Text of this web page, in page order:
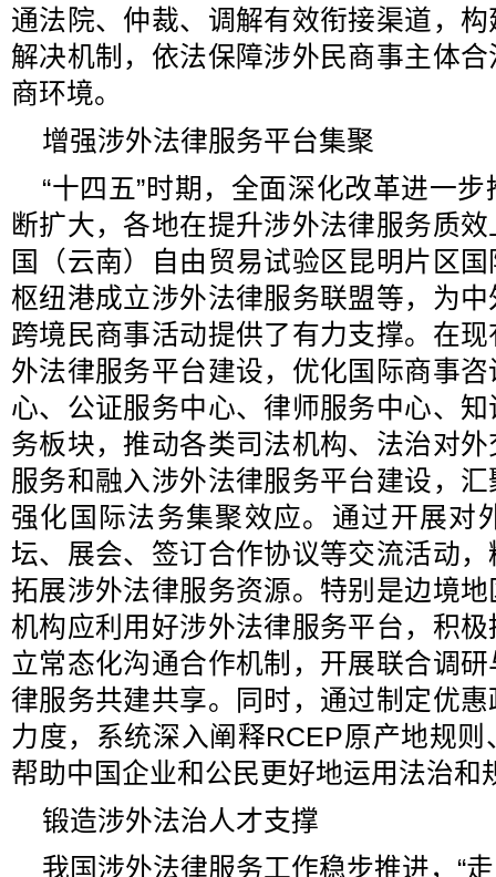
通法院、仲裁、调解有效衔接渠道，
解决机制，依法保障涉外民商事主体
商环境。
增强涉外法律服务平台集聚
“十四五”时期，全面深化改革进一
断扩大，各地在提升涉外法律服务质
国（云南）自由贸易试验区昆明片区
枢纽港成立涉外法律服务联盟等，为
跨境民商事活动提供了有力支撑。在
外法律服务平台建设，优化国际商事
心、公证服务中心、律师服务中心、
务板块，推动各类司法机构、法治对
服务和融入涉外法律服务平台建设，
强化国际法务集聚效应。通过开展对
坛、展会、签订合作协议等交流活动
拓展涉外法律服务资源。特别是边境
机构应利用好涉外法律服务平台，积
立常态化沟通合作机制，开展联合调
律服务共建共享。同时，通过制定优
力度，系统深入阐释RCEP原产地规
帮助中国企业和公民更好地运用法治和
锻造涉外法治人才支撑
我国涉外法律服务工作稳步推进，“